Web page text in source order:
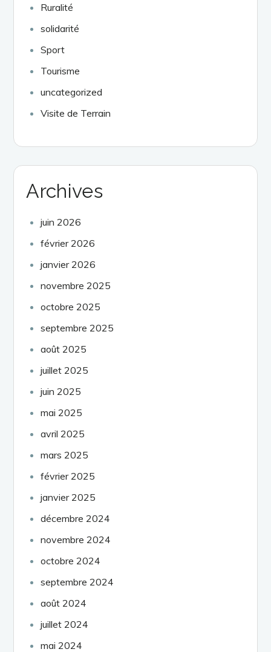
Ruralité
solidarité
Sport
Tourisme
uncategorized
Visite de Terrain
Archives
juin 2026
février 2026
janvier 2026
novembre 2025
octobre 2025
septembre 2025
août 2025
juillet 2025
juin 2025
mai 2025
avril 2025
mars 2025
février 2025
janvier 2025
décembre 2024
novembre 2024
octobre 2024
septembre 2024
août 2024
juillet 2024
mai 2024